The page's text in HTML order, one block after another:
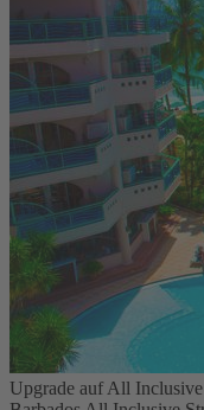
Upgrade auf All Inclusive